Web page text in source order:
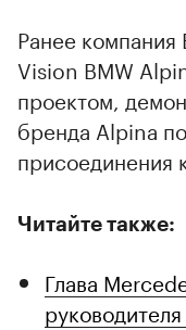
Ранее компания
Vision BMW
проектом,
бренда Alpina
присоединения
Читайте также:
Глава